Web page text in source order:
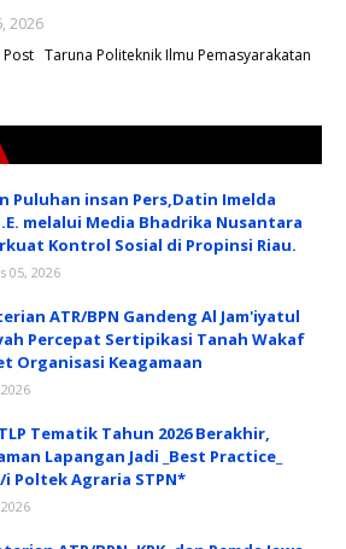
2026
Post Taruna Politeknik Ilmu Pemasyarakatan
Puluhan insan Pers,Datin Imelda
melalui Media Bhadrika Nusantara
Kontrol Sosial di Propinsi Riau.
05, 2026
ATR/BPN Gandeng Al Jam'iyatul
Percepat Sertipikasi Tanah Wakaf
Organisasi Keagamaan
Tematik Tahun 2026 Berakhir,
Lapangan Jadi _Best Practice_
Poltek Agraria STPN*